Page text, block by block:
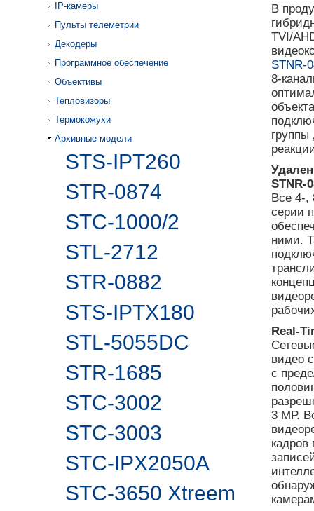
IP-камеры
Пульты телеметрии
Декодеры
Программное обеспечение
Объективы
Тепловизоры
Термокожухи
Архивные модели
STS-IPT260
STR-0874
STC-1000/2
STL-2712
STR-0882
STS-IPTX180
STL-5055DC
STR-1685
STC-3002
STC-3003
STC-IPX2050A
STC-3650 Xtreem
В
TVI/
STNR-
8-
STNR-
Все 4-,
серии
ними.
Real-
видео
с
3 МР.